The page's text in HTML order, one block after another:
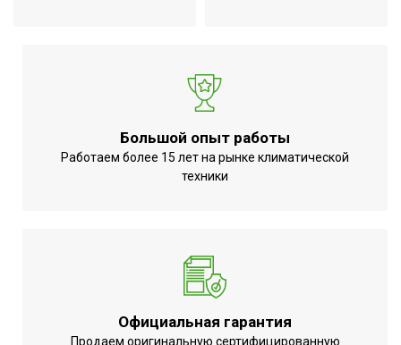
Макс. рабочая температура
Глубина товара
18
Макс. рабочее давление
Страна производства
РОССИЯ
Большой опыт работы
Работаем более 15 лет на рынке климатической
техники
Официальная гарантия
Продаем оригинальную сертифицированную